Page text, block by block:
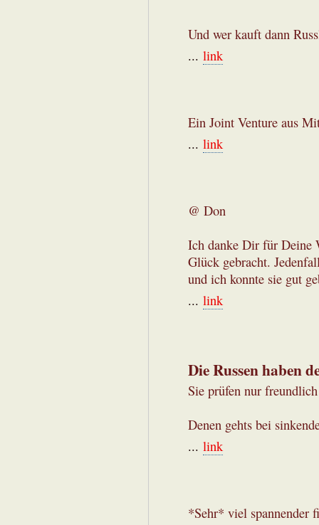
Und wer kauft dann
... link
Ein Joint Venture aus
... link
@ Don
Ich danke Dir für Deine
Glück gebracht.
und ich konnte sie gut
... link
Die Russen haben
Sie prüfen nur freundlich
Denen gehts bei
... link
*Sehr* viel spannender